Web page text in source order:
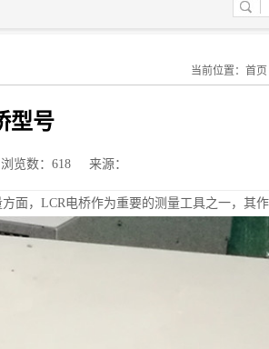
当前位置： 首页
型号
浏览数：618 来源：
面，LCR电桥作为重要的测量工具之一，其作